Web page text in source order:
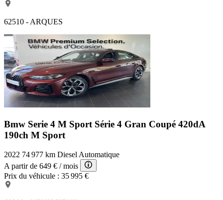
62510 - ARQUES
Bmw Serie 4 M Sport Série 4 Gran Coupé 420dA
190ch M Sport
2022 74 977 km Diesel Automatique
A partir de 649 € / mois
Prix du véhicule : 35 995 €